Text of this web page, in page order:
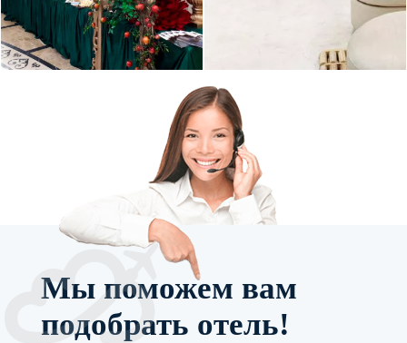
Мы поможем вам
подобрать отель!